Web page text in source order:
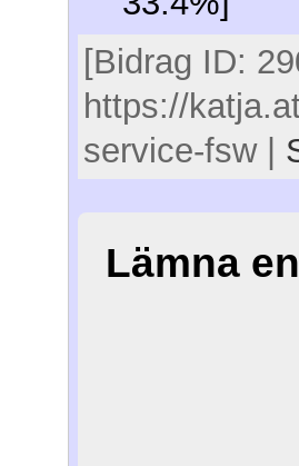
[Bidrag ID:
https://
service-fsw |
Lämna